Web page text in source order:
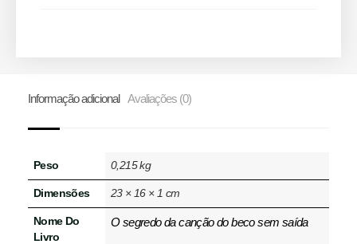
Informação adicional Avaliações (0)
Peso 0,215 kg
Dimensões 23 × 16 × 1 cm
Nome Do
Livro
O segredo da canção do beco sem saída